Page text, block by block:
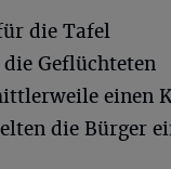
die Tafel
Geflüchteten
einen
die Bürger